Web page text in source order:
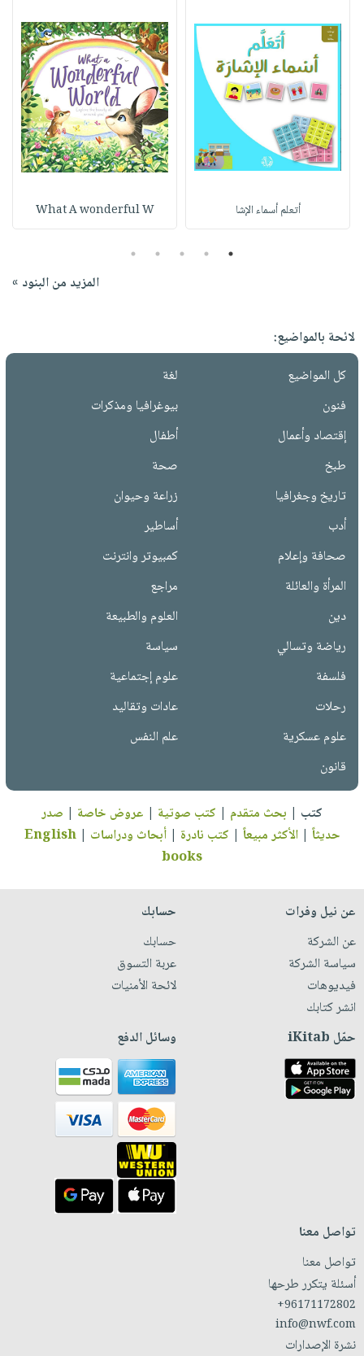
أتعلم أسماء الإشا What A wonderful W
1
2
3
4
5
المزيد من البنود »
لائحة بالمواضيع:
كل المواضيع
لغة
فنون
بيوغرافيا ومذكرات
إقتصاد وأعمال
أطفال
طبخ
صحة
تاريخ وجغرافيا
زراعة وحيوان
أدب
أساطير
صحافة وإعلام
كمبيوتر وانترنت
المرأة والعائلة
مراجع
دين
العلوم والطبيعة
رياضة وتسالي
سياسة
فلسفة
علوم إجتماعية
رحلات
عادات وتقاليد
علوم عسكرية
علم النفس
قانون
كتب | بحث متقدم | كتب صوتية | عروض خاصة | صدر
حديثاً |الأكثر مبيعاً | كتب نادرة |أبحاث ودراسات |
English
books
عن نيل وفرات
عن الشركة
سياسة الشركة
فيديوهات
انشر كتابك
حسابك
حسابك
عربة التسوق
لائحة الأمنيات
حمّل iKitab وسائل الدفع
تواصل معنا
تواصل معنا
أسئلة يتكرر طرحها
+96171172802
info@nwf.com
نشرة الإصدارات